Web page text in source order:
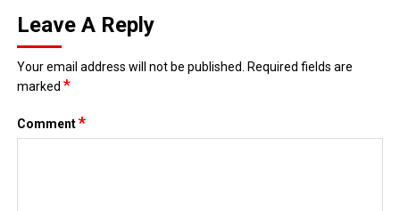
Leave A Reply
Your email address will not be published.
Required fields are
marked*
Comment*